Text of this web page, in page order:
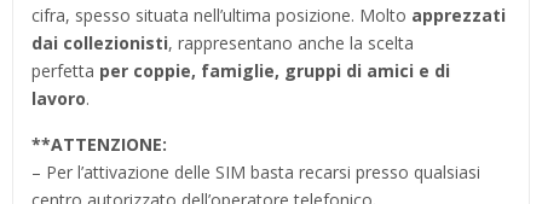
cifra, spesso situata nell’ultima posizione. Molto apprezzati
dai collezionisti, rappresentano anche la scelta
perfetta per coppie, famiglie, gruppi di amici e di
lavoro.
**ATTENZIONE:
– Per l’attivazione delle SIM basta recarsi presso qualsiasi